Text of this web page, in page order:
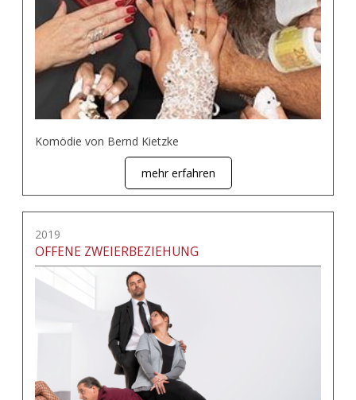
Komödie von Bernd Kietzke
mehr erfahren
2019
OFFENE ZWEIERBEZIEHUNG